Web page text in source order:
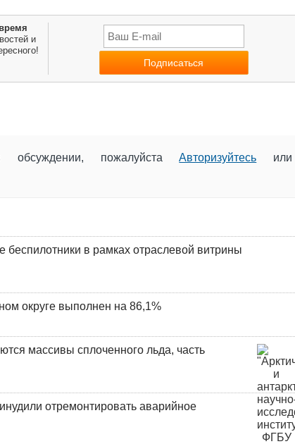
и
обсуждении, пожалуйстаАвторизуйтесь или
беспилотники в рамках отраслевой витрины
округе выполнен на 86,1%
массивы сплоченного льда, часть
отремонтировать аварийное